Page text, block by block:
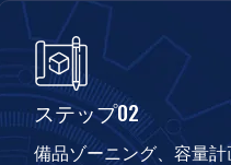
ステップ02
備品ゾーニング、容量計